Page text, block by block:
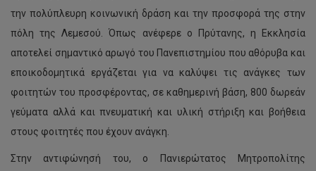
την πολύπλευρη κοινωνική δράση και την προσφορά της στην
πόλη της Λεμεσού. Όπως ανέφερε ο Πρύτανης, η Εκκλησία
αποτελεί σημαντικό αρωγό του Πανεπιστημίου που αθόρυβα και
εποικοδομητικά εργάζεται για να καλύψει τις ανάγκες των
φοιτητών του προσφέροντας, σε καθημερινή βάση, 800 δωρεάν
γεύματα αλλά και πνευματική και υλική στήριξη και βοήθεια
στους φοιτητές που έχουν ανάγκη.
Στην αντιφώνησή του, ο Πανιερώτατος Μητροπολίτης